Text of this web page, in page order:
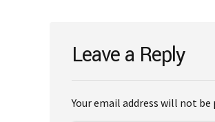
Leave a Reply
Your email address will not